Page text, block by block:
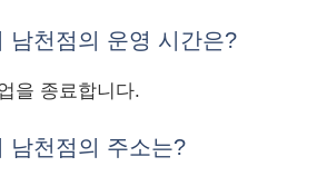
남천점의 운영 시간은?
을 종료합니다.
남천점의 주소는?